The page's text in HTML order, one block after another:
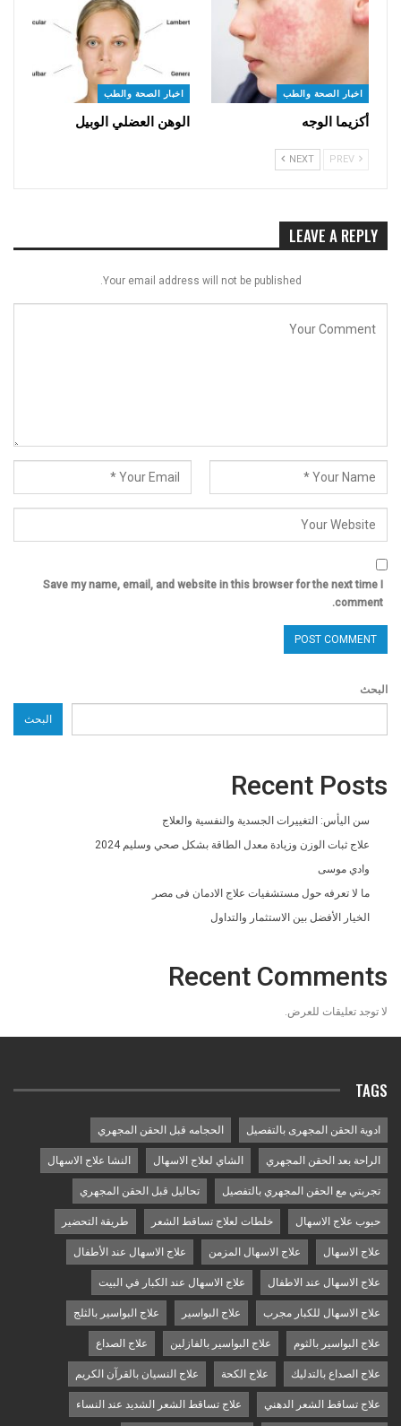
اخبار الصحة والطب
أكزيما الوجه
اخبار الصحة والطب
الوهن العضلي الوبيل
NEXT
LEAVE A REPLY
Your email address will not be published.
Save my name, email, and website in this browser for the next time I
comment.
البحث
البحث
Recent Posts
سن اليأس: التغييرات الجسدية والنفسية والعلاج
علاج ثبات الوزن وزيادة معدل الطاقة بشكل صحي وسليم 2024
وادي موسى
ما لا تعرفه حول مستشفيات علاج الادمان فى مصر
الخيار الأفضل بين الاستثمار والتداول
Recent Comments
لا توجد تعليقات للعرض.
TAGS
ادوية الحقن المجهرى بالتفصيل الحجامه قبل الحقن المجهري
الراحة بعد الحقن المجهري الشاي لعلاج الاسهال النشا علاج الاسهال
تجربتي مع الحقن المجهري بالتفصيل تحاليل قبل الحقن المجهري
حبوب علاج الاسهال خلطات لعلاج تساقط الشعر طريقة التحضير
علاج الاسهال علاج الاسهال المزمن علاج الاسهال عند الأطفال
علاج الاسهال عند الاطفال علاج الاسهال عند الكبار في البيت
علاج الاسهال للكبار مجرب علاج البواسير علاج البواسير بالثلج
علاج البواسير بالثوم علاج البواسير بالفازلين علاج الصداع
علاج الصداع بالتدليك علاج الكحة علاج النسيان بالقرآن الكريم
علاج تساقط الشعر الدهني علاج تساقط الشعر الشديد عند النساء